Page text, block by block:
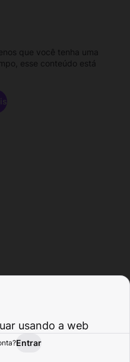
Atividade
que você tenha uma
esse conteúdo está
usando a web
Entrar